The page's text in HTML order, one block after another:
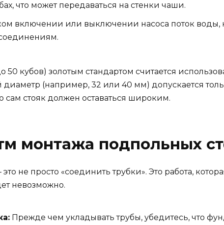
что может передаваться на стенки чаши.
включении или выключении насоса поток воды,
соединениям.
50 кубов) золотым стандартом считается
(например, 32 или 40 мм) допускается
стояк должен оставаться широким.
монтажа подпольных
просто «соединить трубки». Это работа,
невозможно.
Прежде чем укладывать трубы, убедитесь, что